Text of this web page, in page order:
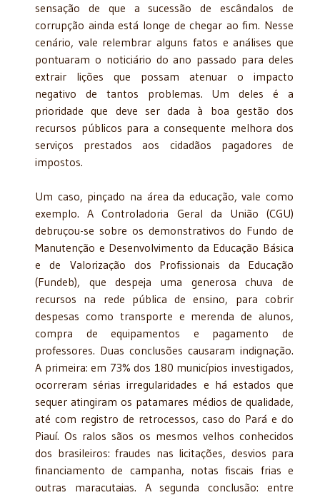
sensação de que a sucessão de escândalos de
corrupção ainda está longe de chegar ao fim. Nesse
cenário, vale relembrar alguns fatos e análises que
pontuaram o noticiário do ano passado para deles
extrair lições que possam atenuar o impacto
negativo de tantos problemas. Um deles é a
prioridade que deve ser dada à boa gestão dos
recursos públicos para a consequente melhora dos
serviços prestados aos cidadãos pagadores de
impostos.
Um caso, pinçado na área da educação, vale como
exemplo. A Controladoria Geral da União (CGU)
debruçou-se sobre os demonstrativos do Fundo de
Manutenção e Desenvolvimento da Educação Básica
e de Valorização dos Profissionais da Educação
(Fundeb), que despeja uma generosa chuva de
recursos na rede pública de ensino, para cobrir
despesas como transporte e merenda de alunos,
compra de equipamentos e pagamento de
professores. Duas conclusões causaram indignação.
A primeira: em 73% dos 180 municípios investigados,
ocorreram sérias irregularidades e há estados que
sequer atingiram os patamares médios de qualidade,
até com registro de retrocessos, caso do Pará e do
Piauí. Os ralos sãos os mesmos velhos conhecidos
dos brasileiros: fraudes nas licitações, desvios para
financiamento de campanha, notas fiscais frias e
outras maracutaias. A segunda conclusão: entre